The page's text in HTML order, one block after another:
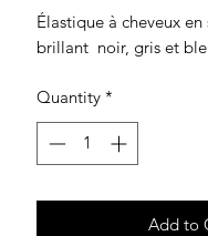
Élastique à cheveux
brillant noir, gris et
Quantity *
Add to